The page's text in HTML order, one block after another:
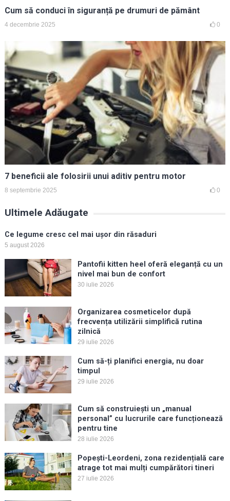
Cum să conduci în siguranță pe drumuri de pământ
4 decembrie 2025 0
7 beneficii ale folosirii unui aditiv pentru motor
8 septembrie 2025 0
Ultimele Adăugate
Ce legume cresc cel mai ușor din răsaduri
5 august 2026
Pantofii kitten heel oferă eleganță cu un
nivel mai bun de confort
30 iulie 2026
Organizarea cosmeticelor după
frecvența utilizării simplifică rutina
zilnică
29 iulie 2026
Cum să-ți planifici energia, nu doar
timpul
29 iulie 2026
Cum să construiești un „manual
personal” cu lucrurile care funcționează
pentru tine
28 iulie 2026
Popești-Leordeni, zona rezidențială care
atrage tot mai mulți cumpărători tineri
27 iulie 2026